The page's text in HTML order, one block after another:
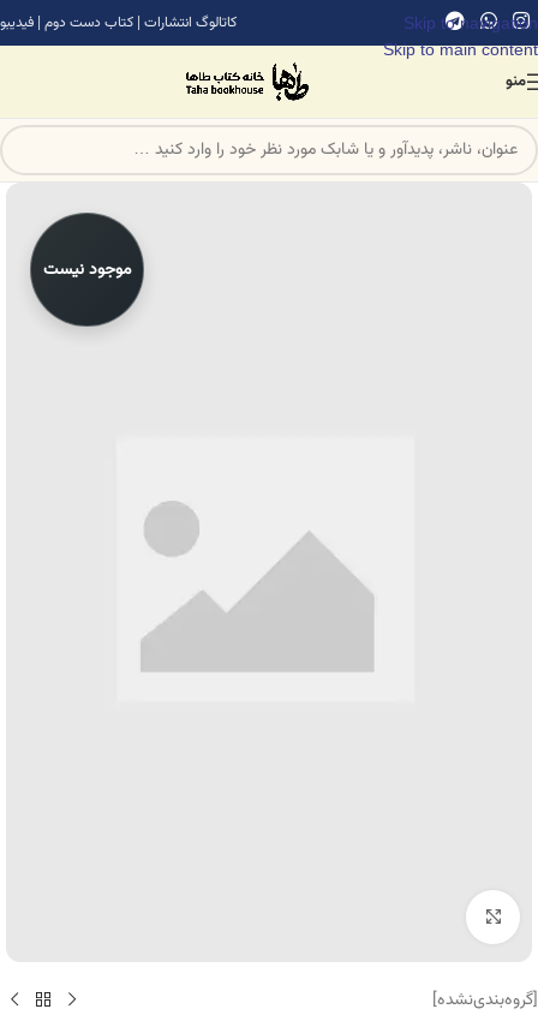
Skip to navigation
Skip to main content
کاتالوگ انتشارات | کتاب دست دوم | فیدیبو
منو
موجود نیست
برای بزرگنمایی کلیک کنید
[گروه‌بندی‌نشده]